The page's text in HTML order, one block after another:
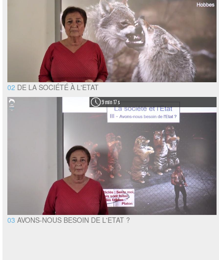
02 DE LA SOCIÉTÉ À L'ETAT
9 min 17 s
03 AVONS-NOUS BESOIN DE L'ETAT ?